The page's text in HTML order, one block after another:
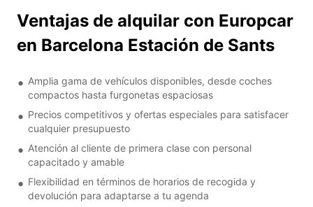
Ventajas de alquilar con Europcar
en Barcelona Estación de Sants
Amplia gama de vehículos disponibles, desde coches
compactos hasta furgonetas espaciosas
Precios competitivos y ofertas especiales para satisfacer
cualquier presupuesto
Atención al cliente de primera clase con personal
capacitado y amable
Flexibilidad en términos de horarios de recogida y
devolución para adaptarse a tu agenda